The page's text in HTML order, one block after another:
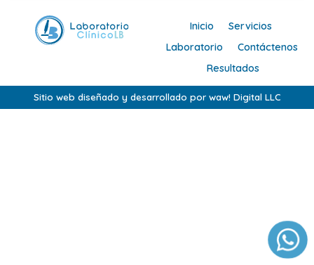
Inicio
Servicios
Laboratorio
Contáctenos
Resultados
Sitio web diseñado y desarrollado por waw! Digital LLC